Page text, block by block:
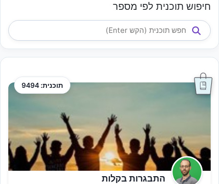
חיפוש תוכנית לפי מספר
תוכנית: 9494
התבגרות בקלות